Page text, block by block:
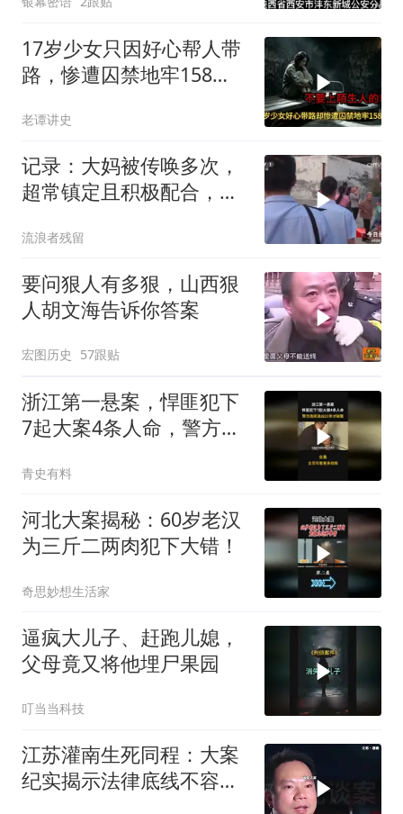
17岁少女只因好心帮人带
路，惨遭囚禁地牢158
老谭讲史
记录：大妈被传唤多次，
超常镇定且积极配合，反
流浪者残留
要问狠人有多狠，山西狠
人胡文海告诉你答案
宏图历史 57跟贴
浙江第一悬案，悍匪犯下
7起大案4条人命，警方连
青史有料
河北大案揭秘：60岁老汉
为三斤二两肉犯下大错！
奇思妙想生活家
逼疯大儿子、赶跑儿媳，
父母竟又将他埋尸果园
叮当当科技
江苏灌南生死同程：大案
纪实揭示法律底线不容触